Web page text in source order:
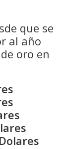
que se
al año
oro en